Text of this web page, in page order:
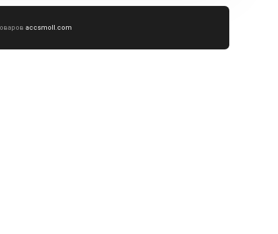
accsmoll.com